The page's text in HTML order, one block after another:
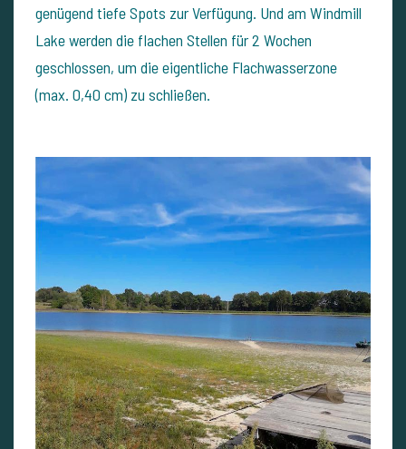
genügend tiefe Spots zur Verfügung. Und am Windmill
Lake werden die flachen Stellen für 2 Wochen
geschlossen, um die eigentliche Flachwasserzone
(max. 0,40 cm) zu schließen.